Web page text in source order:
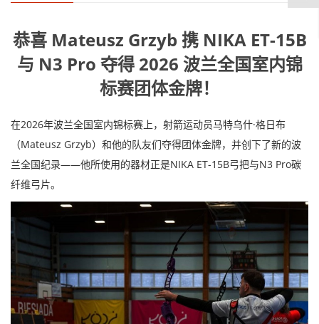
恭喜 Mateusz Grzyb 携 NIKA ET-15B
与 N3 Pro 夺得 2026 波兰全国室内锦
标赛团体金牌！
在2026年波兰全国室内锦标赛上，射箭运动员马特乌什·格日布
（Mateusz Grzyb）和他的队友们夺得团体金牌，并创下了新的波
兰全国纪录——他所使用的器材正是NIKA ET-15B弓把与N3 Pro碳
纤维弓片。